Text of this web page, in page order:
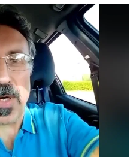
però non servono a nulla